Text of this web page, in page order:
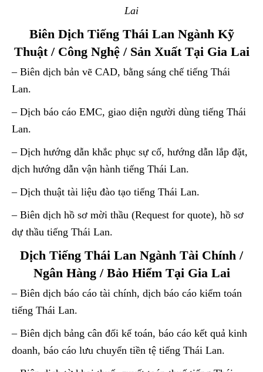
Lai
Biên Dịch Tiếng Thái Lan Ngành Kỹ
Thuật / Công Nghệ / Sản Xuất Tại Gia Lai
– Biên dịch bản vẽ CAD, bằng sáng chế tiếng Thái
Lan.
– Dịch báo cáo EMC, giao diện người dùng tiếng Thái
Lan.
– Dịch hướng dẫn khắc phục sự cố, hướng dẫn lắp đặt,
dịch hướng dẫn vận hành tiếng Thái Lan.
– Dịch thuật tài liệu đào tạo tiếng Thái Lan.
– Biên dịch hồ sơ mời thầu (Request for quote), hồ sơ
dự thầu tiếng Thái Lan.
Dịch Tiếng Thái Lan Ngành Tài Chính /
Ngân Hàng / Bảo Hiểm Tại Gia Lai
– Biên dịch báo cáo tài chính, dịch báo cáo kiểm toán
tiếng Thái Lan.
– Biên dịch bảng cân đối kế toán, báo cáo kết quả kinh
doanh, báo cáo lưu chuyển tiền tệ tiếng Thái Lan.